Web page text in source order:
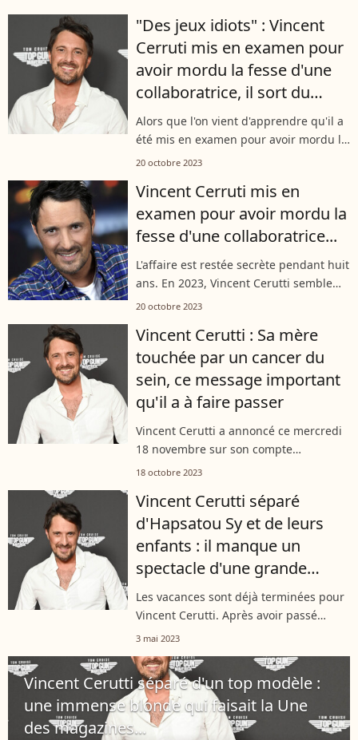
communiqué. De son côté, Hapsatou...
"Des jeux idiots" : Vincent
Cerruti mis en examen pour
avoir mordu la fesse d'une
collaboratrice, il sort du
silence
Alors que l'on vient d'apprendre qu'il a
été mis en examen pour avoir mordu la
fesse d'une collaboratrice, Vincent
cette affaire par l'intermédiaire...
20 octobre 2023
Vincent Cerruti mis en
examen pour avoir mordu la
fesse d'une collaboratrice...
L'affaire est restée secrète pendant huit
ans. En 2023, Vincent Cerutti semble
rattrapé par la justice. L'animateur,
deux enfants avec la jolie...
20 octobre 2023
Vincent Cerutti : Sa mère
touchée par un cancer du
sein, ce message important
qu'il a à faire passer
Vincent Cerutti a annoncé ce mercredi
18 novembre sur son compte
Instagram que sa mère est atteinte
tenu à faire passer un message
important...
18 octobre 2023
Vincent Cerutti séparé
d'Hapsatou Sy et de leurs
enfants : il manque un
spectacle d'une grande
beauté
Les vacances sont déjà terminées pour
Vincent Cerutti. Après avoir passé
quelques jours sous le soleil du
retrouver la capitale. Et sans ses...
3 mai 2023
Vincent Cerutti séparé d'un top modèle :
une immense blonde qui faisait la Une
des magazines...